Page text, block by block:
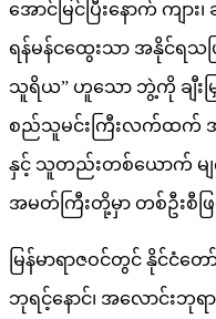
အောင်မြင်ပြီးနောက် ကျ
ရန်မန်ငထွေးသာ အနိုင်ရသ
သူရိယ” ဟူသော ဘွဲ့ကို ချီး
စည်သူမင်းကြီးလက်ထက်
နှင့် သူတည်းတစ်ယောက် မျ
အမတ်ကြီးတို့မှာ တစ်ဦးစီဖ
မြန်မာရာဇဝင်တွင် နိုင်ငံ
ဘုရင့်နောင်၊ အလောင်းဘု